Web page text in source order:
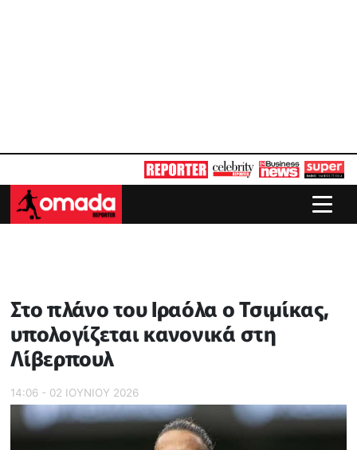
Στο πλάνο του Ιραόλα ο Τσιμίκας,
υπολογίζεται κανονικά στη
Λίβερπουλ
14:06 - 02 ΙΟΥΝΙΟΥ 2026